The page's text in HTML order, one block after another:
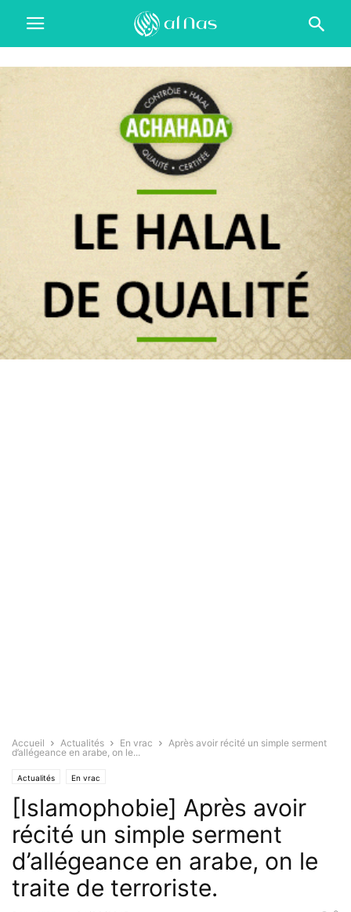
Accueil Actualités En vrac
Après avoir récité un simple serment
d’allégeance en arabe, on le...
Actualités En vrac
[Islamophobie] Après avoir
récité un simple serment
d’allégeance en arabe, on le
traite de terroriste.